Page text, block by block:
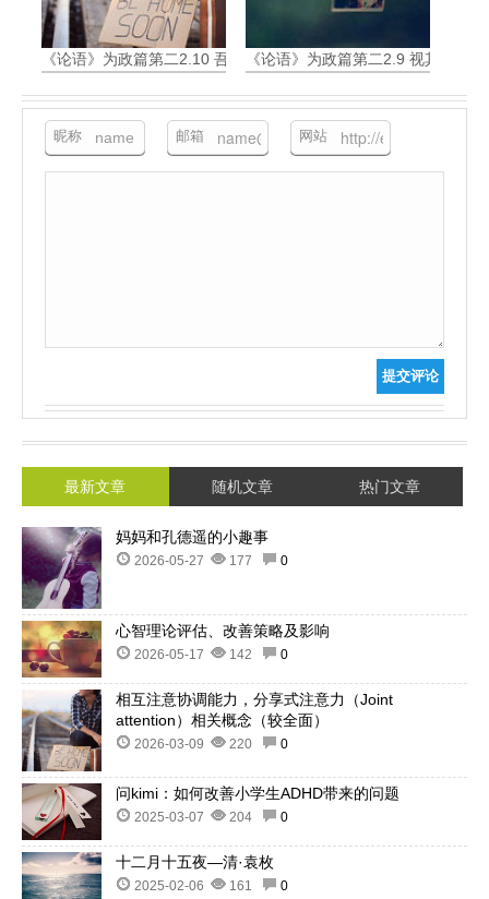
《论语》为政篇第二2.10 吾与回言终日，不违如愚
《论语》为政篇第二2.9 视其所以
昵称 邮箱 网站
提交评论
最新文章 随机文章 热门文章
妈妈和孔德遥的小趣事
2026-05-27 177 0
心智理论评估、改善策略及影响
2026-05-17 142 0
相互注意协调能力，分享式注意力（Joint
attention）相关概念（较全面）
2026-03-09 220 0
问kimi：如何改善小学生ADHD带来的问题
2025-03-07 204 0
十二月十五夜—清·袁枚
2025-02-06 161 0